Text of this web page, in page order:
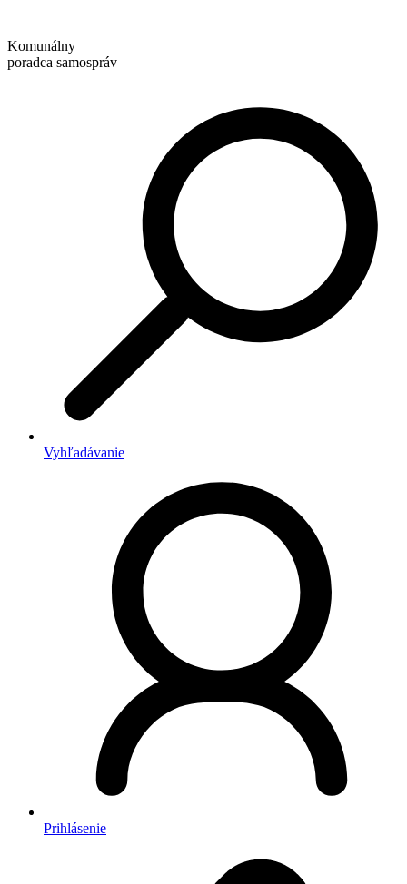
obsah
Komunálny
poradca samospráv
Vyhľadávanie
Prihlásenie